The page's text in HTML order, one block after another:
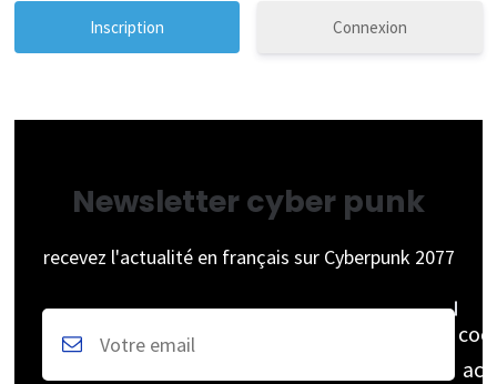
Connexion
Newsletter cyber punk
recevez l'actualité en français sur Cyberpunk 2077